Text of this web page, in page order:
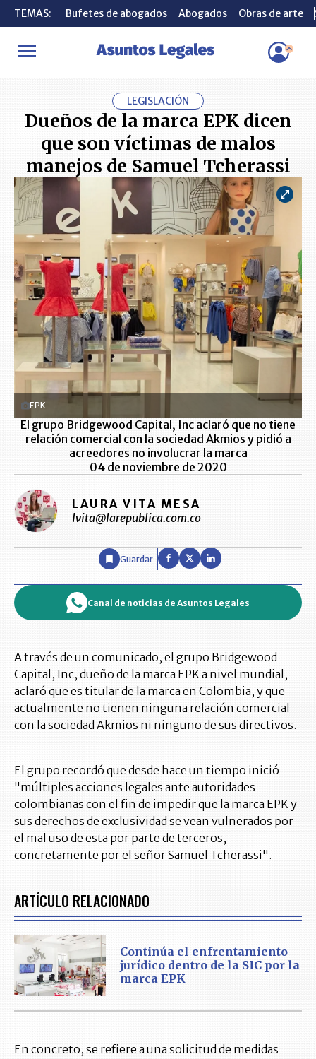
TEMAS: Bufetes de abogados Abogados Obras de arte
INICIO ACTUALIDAD Dueños de la marca EPK dicen que son
TEMAS: Bufetes de abogados Abogados Obras de arte
LEGISLACIÓN
Dueños de la marca EPK dicen
que son víctimas de malos
manejos de Samuel Tcherassi
EPK
El grupo Bridgewood Capital, Inc aclaró que no tiene
relación comercial con la sociedad Akmios y pidió a
acreedores no involucrar la marca
04 de noviembre de 2020
LAURA VITA MESA
lvita@larepublica.com.co
Guardar
Canal de noticias de Asuntos Legales
A través de un comunicado, el grupo Bridgewood
Capital, Inc, dueño de la marca EPK a nivel mundial,
aclaró que es titular de la marca en Colombia, y que
actualmente no tienen ninguna relación comercial
con la sociedad Akmios ni ninguno de sus directivos.
El grupo recordó que desde hace un tiempo inició
"múltiples acciones legales ante autoridades
colombianas con el fin de impedir que la marca EPK y
sus derechos de exclusividad se vean vulnerados por
el mal uso de esta por parte de terceros,
concretamente por el señor Samuel Tcherassi".
ARTÍCULO RELACIONADO
Continúa el enfrentamiento
jurídico dentro de la SIC por la
marca EPK
En concreto, se refiere a una solicitud de medidas